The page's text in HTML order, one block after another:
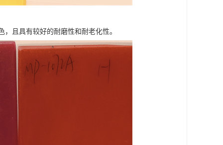
且具有较好的耐磨性和耐老化性。